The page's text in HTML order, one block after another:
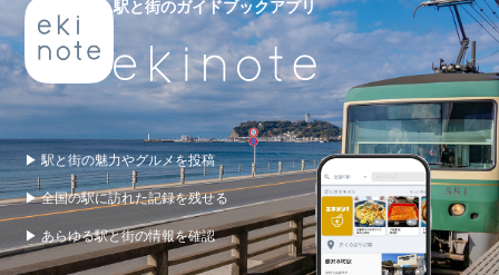
駅と街のガイドブックアプリ
▶ 駅と街の魅力やグルメを投稿
▶ 全国の駅に訪れた記録を残せる
▶ あらゆる駅と街の情報を確認